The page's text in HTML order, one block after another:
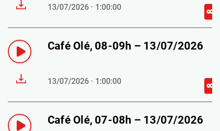
13/07/2026 · 1:00:00
Café Olé, 08-09h – 13/07/2026
13/07/2026 · 1:00:00
Café Olé, 07-08h – 13/07/2026